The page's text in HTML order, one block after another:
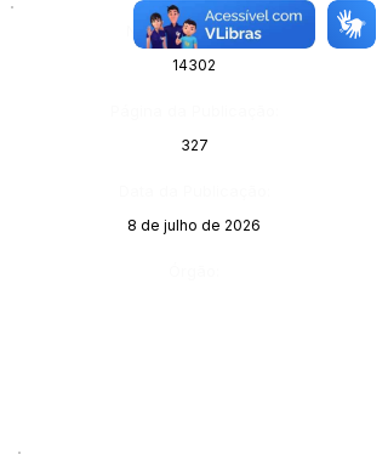
Número do Diário:
14302
327
8 de julho de 2026